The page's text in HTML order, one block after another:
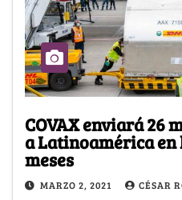
COVAX enviará 26
a Latinoamérica
meses
MARZO 2, 2021 CÉSAR